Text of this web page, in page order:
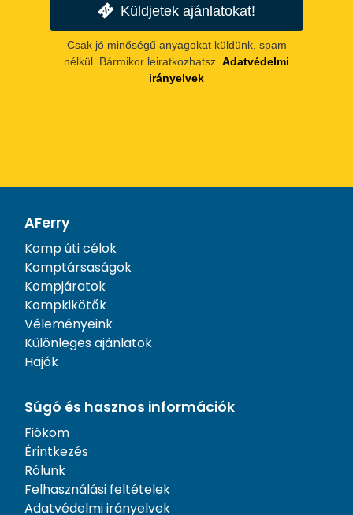
Küldjetek ajánlatokat!
Csak jó minőségű anyagokat küldünk, spam
nélkül. Bármikor leiratkozhatsz. Adatvédelmi
irányelvek
AFerry
Komp úti célok
Komptársaságok
Kompjáratok
Kompkikötők
Véleményeink
Különleges ajánlatok
Hajók
Súgó és hasznos információk
Fiókom
Érintkezés
Rólunk
Felhasználási feltételek
Adatvédelmi irányelvek